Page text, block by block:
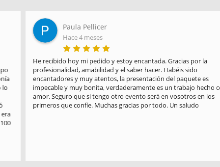
Paula Pellicer
Hace 4 meses
He recibido hoy mi pedido y estoy encantada. Gracias por la
profesionalidad, amabilidad y el saber hacer. Habéis sido
encantadores y muy atentos, la presentación del paquete es
impecable y muy bonita, verdaderamente es un trabajo hecho con
amor. Seguro que si tengo otro evento será en vosotros en los
primeros que confíe. Muchas gracias por todo. Un saludo